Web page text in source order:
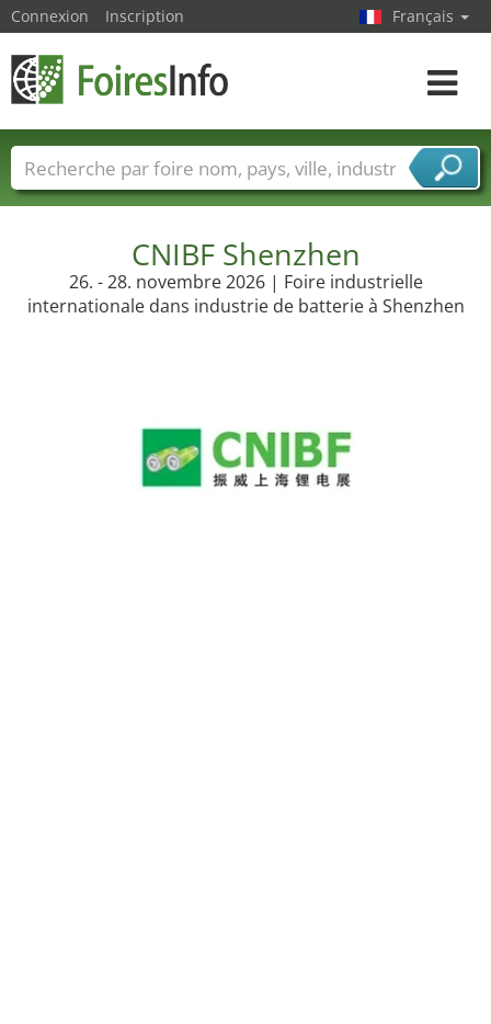
CNIBF Shenzhen
26. - 28. novembre 2026 | Foire industrielle
internationale dans industrie de batterie à Shenzhen
Connexion Inscription Français
Toggle
Foire noms Pays Villes
Secteurs de foire